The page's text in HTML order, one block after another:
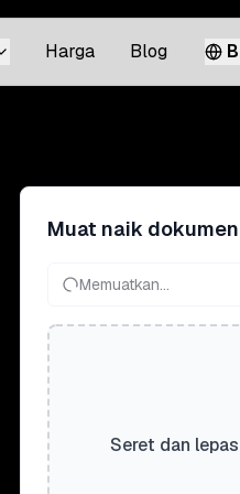
Harga Blog
Muat naik dokumen
Memuatkan...
Seret dan